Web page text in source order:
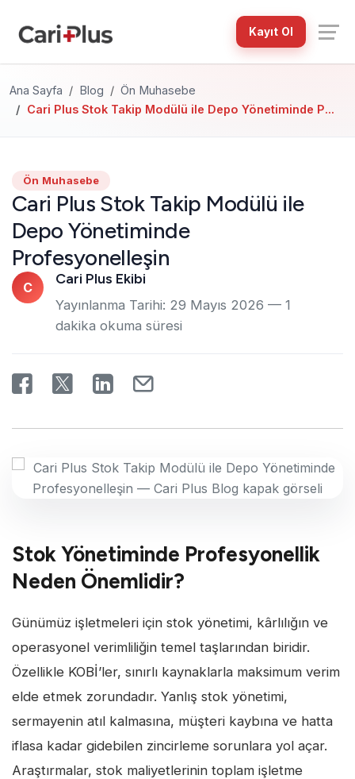
Kayıt Ol
Ana Sayfa Blog
Ön Muhasebe
Cari Plus Stok Takip Modülü ile Depo Yönetiminde P...
Ön Muhasebe
Cari Plus Stok Takip Modülü ile
Depo Yönetiminde
Profesyonelleşin
C Cari Plus Ekibi
Yayınlanma Tarihi: 29 Mayıs 2026 — 1
dakika okuma süresi
Stok Yönetiminde Profesyonellik
Neden Önemlidir?
Günümüz işletmeleri için stok yönetimi, kârlılığın ve
operasyonel verimliliğin temel taşlarından biridir.
Özellikle KOBİ’ler, sınırlı kaynaklarla maksimum verim
elde etmek zorundadır. Yanlış stok yönetimi,
sermayenin atıl kalmasına, müşteri kaybına ve hatta
iflasa kadar gidebilen zincirleme sorunlara yol açar.
Araştırmalar, stok maliyetlerinin toplam işletme